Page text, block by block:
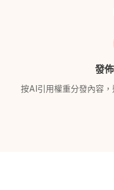
發
按AI引用權重分發內容